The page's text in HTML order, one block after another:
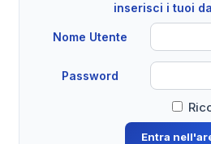
inserisci i tuoi
Nome Utente
Password